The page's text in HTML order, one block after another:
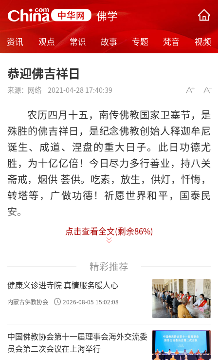
佛学
资讯 观点 常识 故事 专题 梵音 视频
恭迎佛吉祥日
来源： 网络 2021-04-28 17:40:39
农历四月十五，南传佛教国家卫塞节，是
殊胜的佛吉祥日，是纪念佛教创始人释迦牟尼
诞生、成道、涅盘的重大日子。此日功德尤
胜，为十亿亿倍！今日尽力多行善业，持八关
斋戒，烟供 荟供。吃素，放生，供灯，忏悔，
转塔等，广做功德！祈愿世界和平，国泰民
安。
恭迎佛吉祥日：
殊胜的佛吉祥日，是纪念佛教创始人释迦牟尼
诞生、成道、涅盘的重大日子。此日功德尤
胜，为十亿亿倍！今日尽力多行善业，持八关
斋戒，烟供 荟供。吃素，放生，供灯，忏悔，
转塔等，广做功德！祈愿世界和平，国泰民
安。
点击查看全文(剩余86%)
精彩推荐
健康义诊进寺院 真情服务暖人心
内蒙古佛教协会 2026-08-05 15:02:08
中国佛教协会第十一届理事会海外交流委
员会第二次会议在上海举行